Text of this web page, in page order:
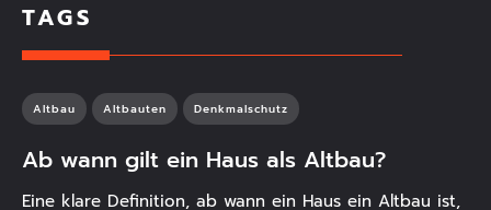
FLÄCHE
KAUFPREIS
TAGS
Altbau Altbauten Denkmalschutz
Ab wann gilt ein Haus als Altbau?
Eine klare Definition, ab wann ein Haus ein Altbau ist,